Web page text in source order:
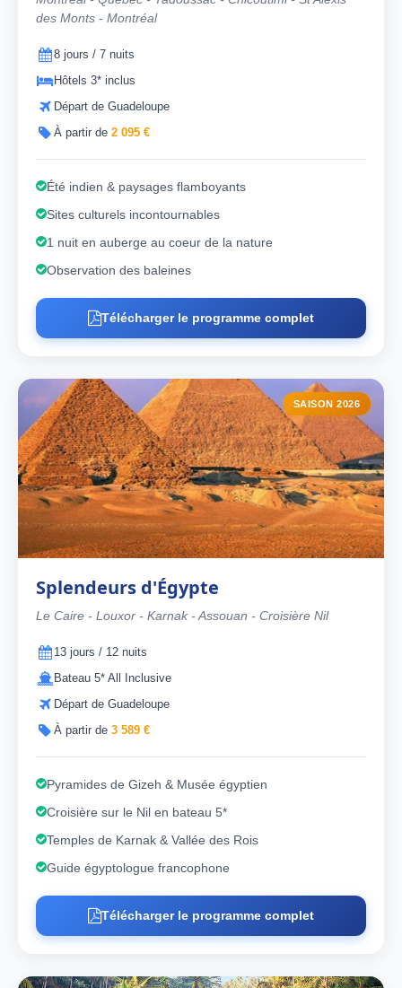
des Monts - Montréal
8 jours / 7 nuits
Hôtels 3* inclus
Départ de Guadeloupe
À partir de 2 095 €
Été indien & paysages flamboyants
Sites culturels incontournables
1 nuit en auberge au coeur de la nature
Observation des baleines
Télécharger le programme complet
SAISON 2026
Splendeurs d'Égypte
Le Caire - Louxor - Karnak - Assouan - Croisière Nil
13 jours / 12 nuits
Bateau 5* All Inclusive
Départ de Guadeloupe
À partir de 3 589 €
Pyramides de Gizeh & Musée égyptien
Croisière sur le Nil en bateau 5*
Temples de Karnak & Vallée des Rois
Guide égyptologue francophone
Télécharger le programme complet